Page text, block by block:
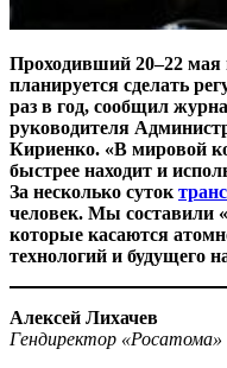
Проходивший 20–22 мая
планируется сделать
раз в год, сообщил
руководителя
Кириенко. «В мировой
быстрее находит и
За несколько суток
человек. Мы составили
которые касаются
технологий и будущего
Алексей Лихачев
Гендиректор «Росатома»